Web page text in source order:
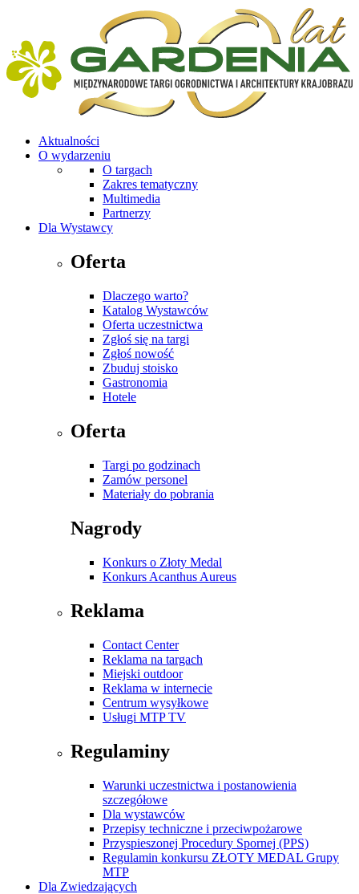
Aktualności
O wydarzeniu
O targach
Zakres tematyczny
Multimedia
Partnerzy
Dla Wystawcy
Oferta
Dlaczego warto?
Katalog Wystawców
Oferta uczestnictwa
Zgłoś się na targi
Zgłoś nowość
Zbuduj stoisko
Gastronomia
Hotele
Oferta
Targi po godzinach
Zamów personel
Materiały do pobrania
Nagrody
Konkurs o Złoty Medal
Konkurs Acanthus Aureus
Reklama
Contact Center
Reklama na targach
Miejski outdoor
Reklama w internecie
Centrum wysyłkowe
Usługi MTP TV
Regulaminy
Warunki uczestnictwa i postanowienia
szczegółowe
Dla wystawców
Przepisy techniczne i przeciwpożarowe
Przyspieszonej Procedury Spornej (PPS)
Regulamin konkursu ZŁOTY MEDAL Grupy
MTP
Dla Zwiedzających